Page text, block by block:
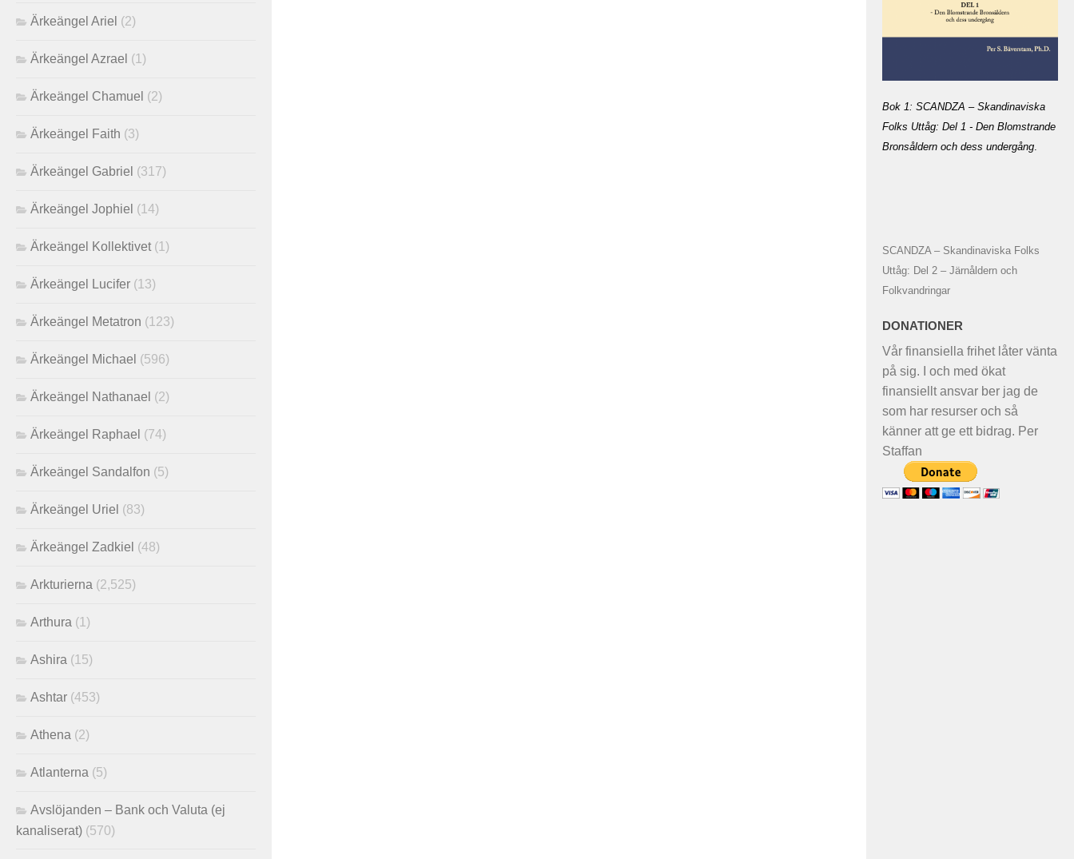
Ärkeängel Ariel (2)
Ärkeängel Azrael (1)
Ärkeängel Chamuel (2)
Ärkeängel Faith (3)
Ärkeängel Gabriel (317)
Ärkeängel Jophiel (14)
Ärkeängel Kollektivet (1)
Ärkeängel Lucifer (13)
Ärkeängel Metatron (123)
Ärkeängel Michael (596)
Ärkeängel Nathanael (2)
Ärkeängel Raphael (74)
Ärkeängel Sandalfon (5)
Ärkeängel Uriel (83)
Ärkeängel Zadkiel (48)
Arkturierna (2,525)
Arthura (1)
Ashira (15)
Ashtar (453)
Athena (2)
Atlanterna (5)
Avslöjanden – Bank och Valuta (ej
kanaliserat) (570)
Bok 1: SCANDZA – Skandinaviska
Folks Uttåg: Del 1 - Den Blomstrande
Bronsåldern och dess undergång.
SCANDZA – Skandinaviska Folks
Uttåg: Del 2 – Järnåldern och
Folkvandringar
DONATIONER
Vår finansiella frihet låter vänta
på sig. I och med ökat
finansiellt ansvar ber jag de
som har resurser och så
känner att ge ett bidrag. Per
Staffan